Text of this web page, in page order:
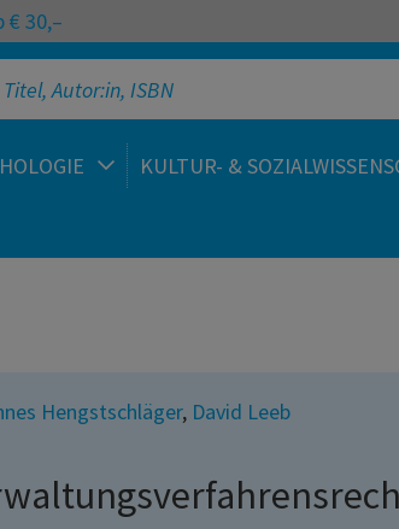
30,–
KULTUR- &
Hengstschläger, David Leeb